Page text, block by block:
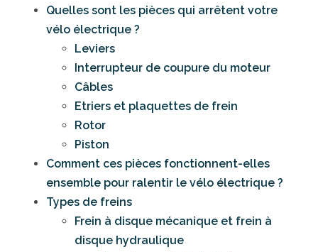
Quelles sont les pièces qui arrêtent votre
vélo électrique ?
Leviers
Interrupteur de coupure du moteur
Câbles
Etriers et plaquettes de frein
Rotor
Piston
Comment ces pièces fonctionnent-elles
ensemble pour ralentir le vélo électrique ?
Types de freins
Frein à disque mécanique et frein à
disque hydraulique